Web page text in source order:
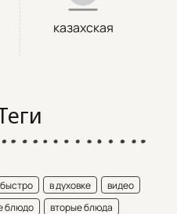
казахская
быстро в духовке
видео
блюдо
вторые блюда